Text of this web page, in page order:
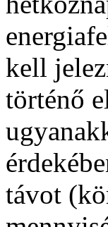
kell
történő
távot